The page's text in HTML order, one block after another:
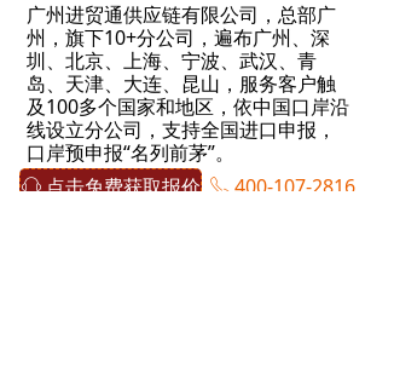
广州进贸通供应链有限公司，总部广
州，旗下10+分公司，遍布广州、深
圳、北京、上海、宁波、武汉、青
岛、天津、大连、昆山，服务客户触
及100多个国家和地区，依中国口岸沿
线设立分公司，支持全国进口申报，
口岸预申报“名列前茅”。
进贸通，海关AEO高级认证企业，专
ꁱ 点击免费获取报价 ꂅ 400-107-2816